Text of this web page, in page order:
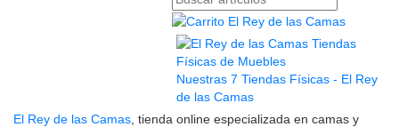
Nuestras 7 Tiendas Físicas - El Rey
de las Camas
El Rey de las Camas , tienda online especializada en camas y